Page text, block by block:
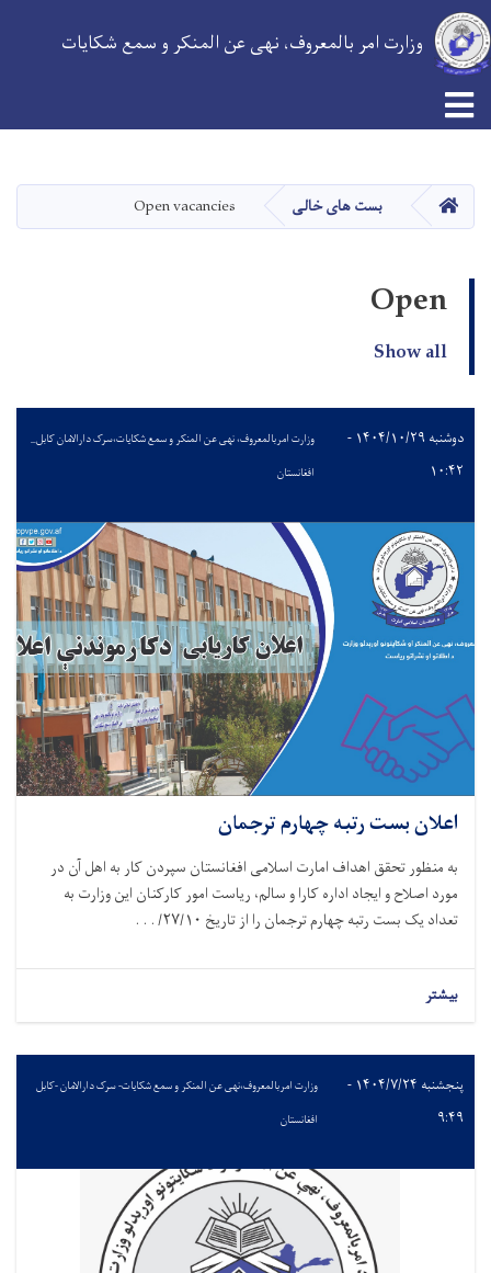
main
content
وزارت امر بالمعروف، نهی عن المنکر و سمع شکایات
HOME بست های خالی Open vacancies
Open
Show all
دوشنبه ۱۴۰۴/۱۰/۲۹ -
۱۰:۴۲
وزارت امربالمعروف، نهی عن المنکر و سمع شکایات،سرک دارالامان کابل_
افغانستان
اعلان بست رتبه چهارم ترجمان
به منظور تحقق اهداف امارت اسلامی افغانستان سپردن کار به اهل آن در
مورد اصلاح و ایجاد اداره کارا و سالم، ریاست امور کارکنان این وزارت به
تعداد یک بست رتبه چهارم ترجمان را از تاریخ
۲۷/۱۰ / . . .
بیشتر
پنجشنبه ۱۴۰۴/۷/۲۴ -
۹:۴۹
وزارت امربالمعروف،نهی عن المنکر و سمع شکایات- سرک دارالامان -کابل
افغانستان